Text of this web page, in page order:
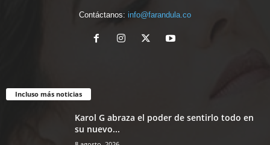
Contáctanos: info@farandula.co
Incluso más noticias
Karol G abraza el poder de sentirlo todo en
su nuevo...